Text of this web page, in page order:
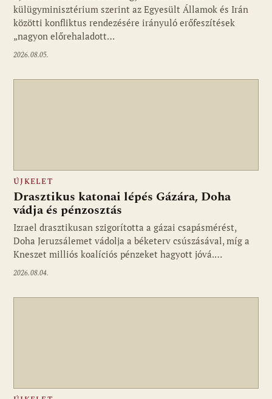
külügyminisztérium szerint az Egyesült Államok és Irán
közötti konfliktus rendezésére irányuló erőfeszítések
„nagyon előrehaladott…
2026.08.05.
ÚJKELET
Drasztikus katonai lépés Gázára, Doha
vádja és pénzosztás
Izrael drasztikusan szigorította a gázai csapásmérést,
Doha Jeruzsálemet vádolja a béketerv csúszásával, míg a
Kneszet milliós koalíciós pénzeket hagyott jóvá.…
2026.08.04.